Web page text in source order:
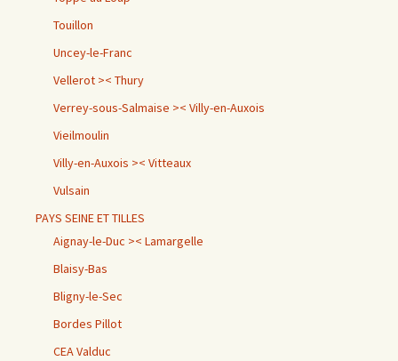
Touillon
Uncey-le-Franc
Vellerot >< Thury
Verrey-sous-Salmaise >< Villy-en-Auxois
Vieilmoulin
Villy-en-Auxois >< Vitteaux
Vulsain
PAYS SEINE ET TILLES
Aignay-le-Duc >< Lamargelle
Blaisy-Bas
Bligny-le-Sec
Bordes Pillot
CEA Valduc